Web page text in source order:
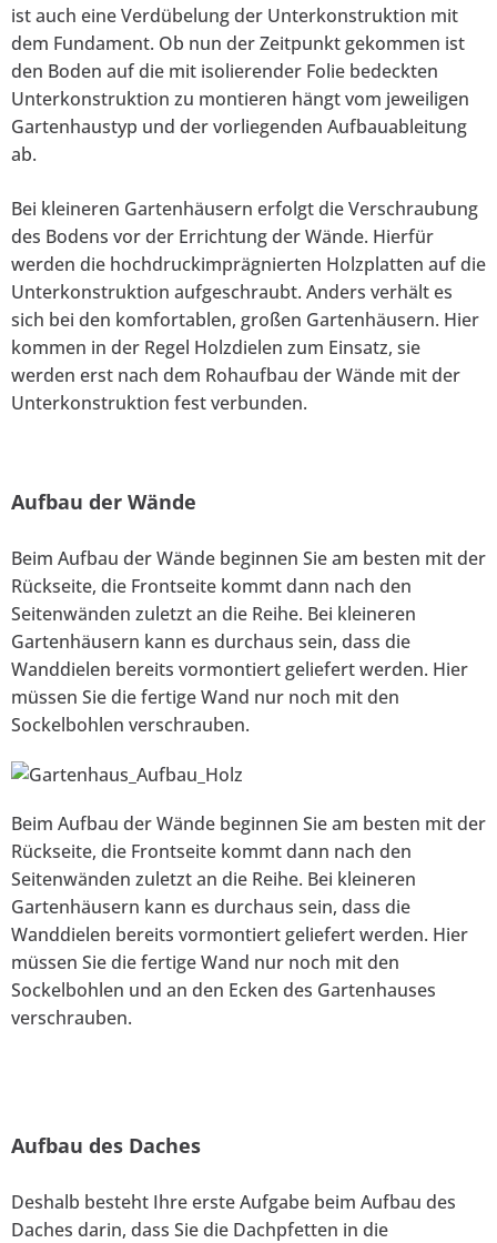
ist auch eine Verdübelung der Unterkonstruktion mit
dem Fundament. Ob nun der Zeitpunkt gekommen ist
den Boden auf die mit isolierender Folie bedeckten
Unterkonstruktion zu montieren hängt vom jeweiligen
Gartenhaustyp und der vorliegenden Aufbauableitung
ab.
Bei kleineren Gartenhäusern erfolgt die Verschraubung
des Bodens vor der Errichtung der Wände. Hierfür
werden die hochdruckimprägnierten Holzplatten auf die
Unterkonstruktion aufgeschraubt. Anders verhält es
sich bei den komfortablen, großen Gartenhäusern. Hier
kommen in der Regel Holzdielen zum Einsatz, sie
werden erst nach dem Rohaufbau der Wände mit der
Unterkonstruktion fest verbunden.
Aufbau der Wände
Beim Aufbau der Wände beginnen Sie am besten mit der
Rückseite, die Frontseite kommt dann nach den
Seitenwänden zuletzt an die Reihe. Bei kleineren
Gartenhäusern kann es durchaus sein, dass die
Wanddielen bereits vormontiert geliefert werden. Hier
müssen Sie die fertige Wand nur noch mit den
Sockelbohlen verschrauben.
Beim Aufbau der Wände beginnen Sie am besten mit der
Rückseite, die Frontseite kommt dann nach den
Seitenwänden zuletzt an die Reihe. Bei kleineren
Gartenhäusern kann es durchaus sein, dass die
Wanddielen bereits vormontiert geliefert werden. Hier
müssen Sie die fertige Wand nur noch mit den
Sockelbohlen und an den Ecken des Gartenhauses
verschrauben.
Aufbau des Daches
Deshalb besteht Ihre erste Aufgabe beim Aufbau des
Daches darin, dass Sie die Dachpfetten in die